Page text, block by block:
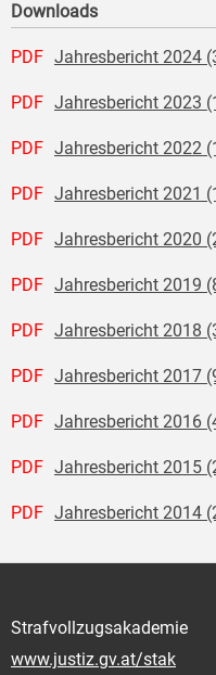
Downloads
PDF Jahresbericht 2024
PDF Jahresbericht 2023
PDF Jahresbericht 2022
PDF Jahresbericht 2021
PDF Jahresbericht 2020
PDF Jahresbericht 2019
PDF Jahresbericht 2018
PDF Jahresbericht 2017
PDF Jahresbericht 2016
PDF Jahresbericht 2015
PDF Jahresbericht 2014
Strafvollzugsakademie
www.justiz.gv.at/stak